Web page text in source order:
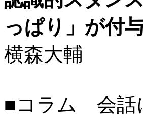
っぱり」が付
横森大輔
■コラム 会話